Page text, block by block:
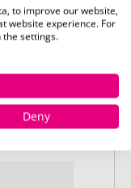
diese
to improve our website,
website experience. For
the settings.
Deny